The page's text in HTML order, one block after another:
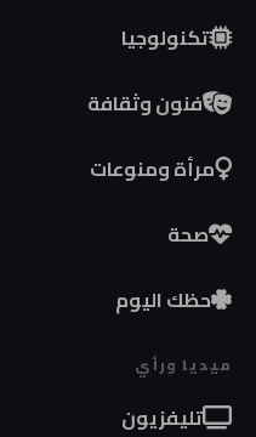
تكنولوجيا
فنون وثقافة
مرأة ومنوعات
صحة
حظك اليوم
ميديا ورأي
تليفزيون